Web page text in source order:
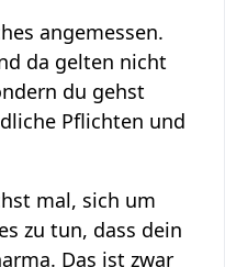
angemessen.
da gelten nicht
du gehst
Pflichten und
mal, sich um
zu tun, dass dein
Das ist zwar